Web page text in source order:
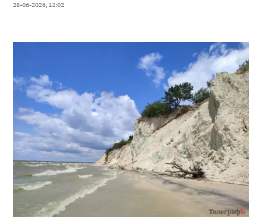
28-06-2026, 12:02